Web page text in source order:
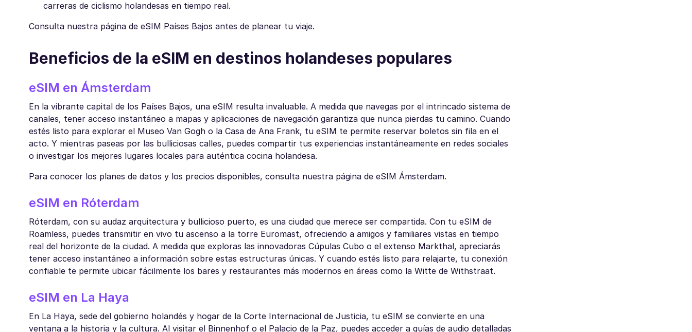
carreras de ciclismo holandesas en tiempo real.
Consulta nuestra página de eSIM Países Bajos antes de planear tu viaje.
Beneficios de la eSIM en destinos holandeses populares
eSIM en Ámsterdam
En la vibrante capital de los Países Bajos, una eSIM resulta invaluable. A medida que navegas por el intrincado sistema de
canales, tener acceso instantáneo a mapas y aplicaciones de navegación garantiza que nunca pierdas tu camino. Cuando
estés listo para explorar el Museo Van Gogh o la Casa de Ana Frank, tu eSIM te permite reservar boletos sin fila en el
acto. Y mientras paseas por las bulliciosas calles, puedes compartir tus experiencias instantáneamente en redes sociales
o investigar los mejores lugares locales para auténtica cocina holandesa.
Para conocer los planes de datos y los precios disponibles, consulta nuestra página de eSIM Ámsterdam.
eSIM en Róterdam
Róterdam, con su audaz arquitectura y bullicioso puerto, es una ciudad que merece ser compartida. Con tu eSIM de
Roamless, puedes transmitir en vivo tu ascenso a la torre Euromast, ofreciendo a amigos y familiares vistas en tiempo
real del horizonte de la ciudad. A medida que exploras las innovadoras Cúpulas Cubo o el extenso Markthal, apreciarás
tener acceso instantáneo a información sobre estas estructuras únicas. Y cuando estés listo para relajarte, tu conexión
confiable te permite ubicar fácilmente los bares y restaurantes más modernos en áreas como la Witte de Withstraat.
eSIM en La Haya
En La Haya, sede del gobierno holandés y hogar de la Corte Internacional de Justicia, tu eSIM se convierte en una
ventana a la historia y la cultura. Al visitar el Binnenhof o el Palacio de la Paz, puedes acceder a guías de audio detalladas